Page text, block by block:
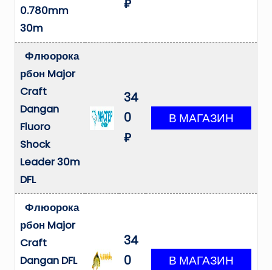
0.780mm
30m
₽
Флюорока
рбон Major
Craft
Dangan
Fluoro
Shock
Leader 30m
DFL
34
0
₽
Флюорока
рбон Major
Craft
Dangan DFL
34
0